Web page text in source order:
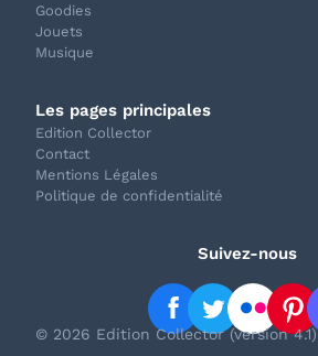
Goodies
Jouets
Musique
Les pages principales
Edition Collector
Contact
Mentions Légales
Politique de confidentialité
Suivez-nous
© 2026 Edition Collector (version 4.1)